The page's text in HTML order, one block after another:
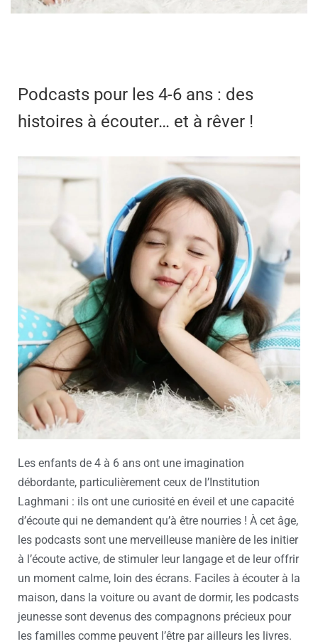
Podcasts pour les 4-6 ans : des
histoires à écouter… et à rêver !
Les enfants de 4 à 6 ans ont une imagination
débordante, particulièrement ceux de l’Institution
Laghmani : ils ont une curiosité en éveil et une capacité
d’écoute qui ne demandent qu’à être nourries ! À cet âge,
les podcasts sont une merveilleuse manière de les initier
à l’écoute active, de stimuler leur langage et de leur offrir
un moment calme, loin des écrans. Faciles à écouter à la
maison, dans la voiture ou avant de dormir, les podcasts
jeunesse sont devenus des compagnons précieux pour
les familles comme peuvent l’être par ailleurs les livres.